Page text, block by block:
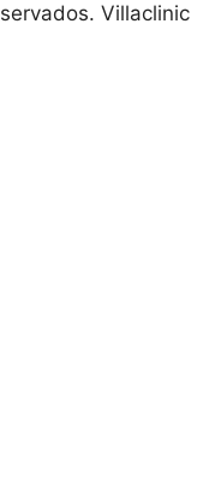
Villaclinic